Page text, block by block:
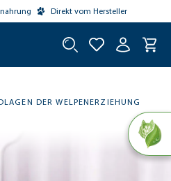
Direkt vom Hersteller
DER WELPENERZIEHUNG